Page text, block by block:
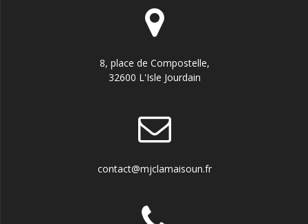
8, place de Compostelle,
32600 L'Isle Jourdain
contact@mjclamaisoun.fr